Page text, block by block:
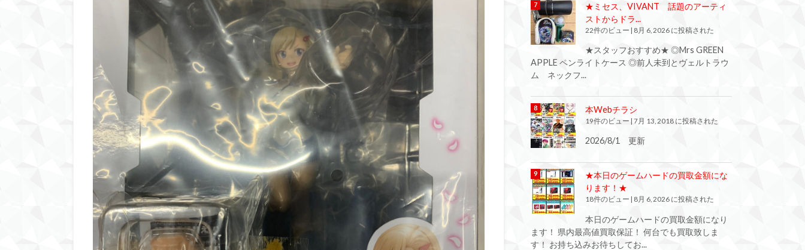
★ミセス、VIVANT 話題のアーティ
ストからドラ...
22件のビュー | 8月 6, 2026 に投稿された
★スタッフおすすめ★ ◎Mrs GREEN
APPLE ペンライトケース ◎前人未到とヴェルトラウ
ム ネックフ...
本Webチラシ
19件のビュー | 7月 13, 2018 に投稿された
2026/8/1 更新
★本日のゲームハードの買取金額にな
ります！★
18件のビュー 8月 6, 2026 に投稿された
本日のゲームハードの買取金額になり
ます！ 県内最高値買取保証！ 何台でも買取致しま
す！ お持ち込みお待ちしてお...